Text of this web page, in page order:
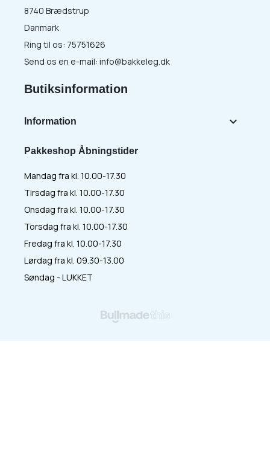
Pakkeshop Åbningstider
Mandag fra kl. 10.00-17.30
Tirsdag fra kl. 10.00-17.30
Onsdag fra kl. 10.00-17.30
Torsdag fra kl. 10.00-17.30
Fredag fra kl. 10.00-17.30
Lørdag fra kl. 09.30-13.00
Søndag - LUKKET
8740 Brædstrup
Danmark
Ring til os: 75751626
Send os en e-mail: info@bakkeleg.dk
Butiksinformation
Information 